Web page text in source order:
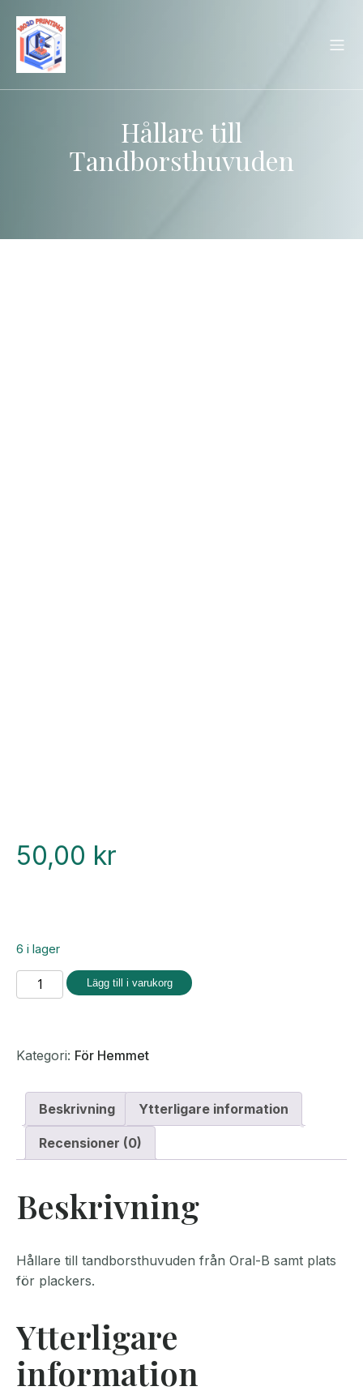
Hållare till
Tandborsthuvuden
50,00 kr
6 i lager
Hållare
till
Lägg till i varukorg
Kategori: För Hemmet
Beskrivning Ytterligare information
Recensioner (0)
Beskrivning
Hållare till tandborsthuvuden från Oral-B samt plats
för plackers.
Ytterligare
information